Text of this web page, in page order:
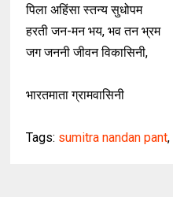
पिला अहिंसा स्तन्य सुधोपम
हरती जन-मन भय, भव तन भ्रम
जग जननी जीवन विकासिनी,
भारतमाता ग्रामवासिनी
Tags: sumitra nandan pant,